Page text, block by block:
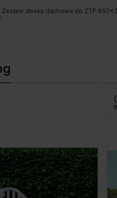
Zestaw deska dachowa do ZTP